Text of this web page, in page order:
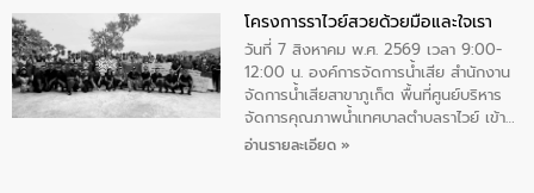
ทองคำและประกาศเกียรติคุณให้แก่ กำนัน
ผู้ใหญ่บ้านยอดเยี่ยม พร้อมกล่าวชื่นชม ให้
โอวาท และมอบนโยบาย
โครงการราไวย์สวยด้วยมือและใจเรา
วันที่ 7 สิงหาคม พ.ศ. 2569 เวลา 9:00-
12:00 น. องค์การจัดการน้ำเสีย สำนักงาน
จัดการน้ำเสียสาขาภูเก็ต พื้นที่ศูนย์บริหาร
จัดการคุณภาพน้ำเทศบาลตำบลราไวย์ เข้า
ร่วมโครงการราไวย์สวยด้วยมือและใจเรา
อ่านรายละเอียด »